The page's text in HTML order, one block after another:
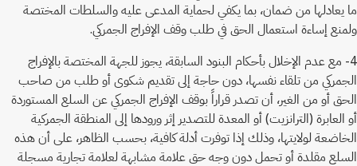
ما يعادلها من ضمان، بما يكفي لحماية المدعى عليه والسلطات المختصة
ولمنع إساءة استعمال الحق في طلب وقف الإفراج الجمركي.
4- مع عدم الإخلال بأحكام البنود السابقة، يجوز للجهة المختصة بالإفراج
الجمركي من تلقاء نفسها، دون حاجة إلى تقديم شكوى أو طلب من صاحب
الحق أو من الغير، أن تصدر قراراً بوقف الإفراج الجمركي عن السلع المستوردة
أو العابرة (الترانزيت) أو المعدة للتصدير إثر ورودها إلى المنطقة الجمركية
الخاضعة لولايتها، وذلك إذا توفرت أدلة كافية، بحسب الظاهر، على أن هذه
السلع مقلدة أو تحمل دون وجه حق علامة مشابهة لعلامة تجارية مسجلة